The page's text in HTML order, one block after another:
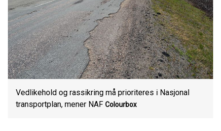
Vedlikehold og rassikring må prioriteres i Nasjonal
transportplan, mener NAF Colourbox